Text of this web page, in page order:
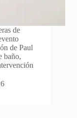
de
de Paul
baño,